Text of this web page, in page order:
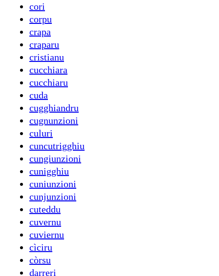
cori
corpu
crapa
craparu
cristianu
cucchiara
cucchiaru
cuda
cugghiandru
cugnunzioni
culuri
cuncutrigghiu
cungiunzioni
cunigghiu
cuniunzioni
cunjunzioni
cuteddu
cuvernu
cuviernu
cìciru
còrsu
darreri